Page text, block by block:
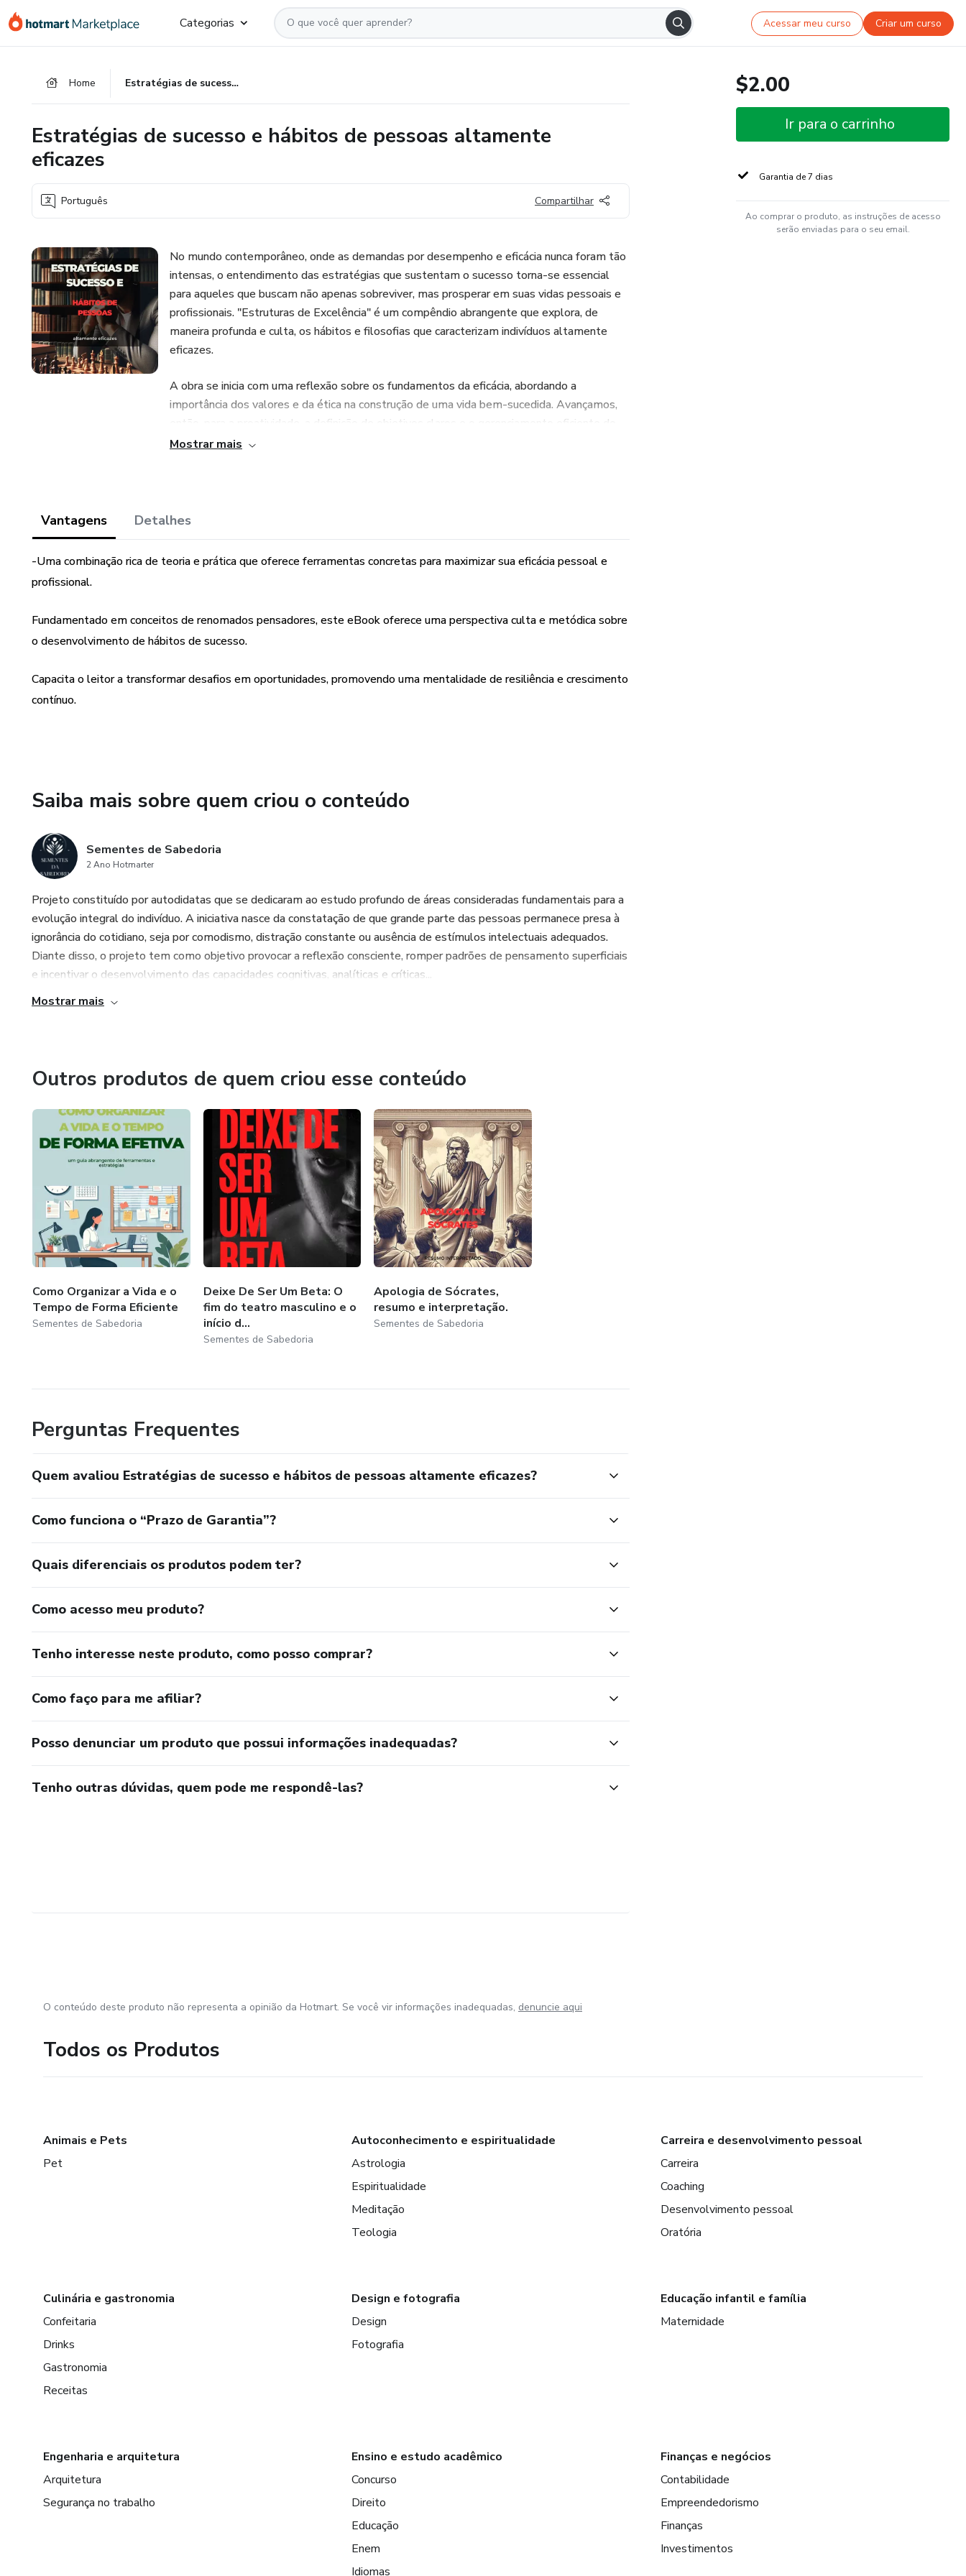
para
para
para
Categorias Acessar meu curso Criar um curso
Home Estratégias de sucesso e hábitos de pessoas altamente eficazes
Estratégias de sucesso e hábitos de pessoas altamente
eficazes
Português Compartilhar
No mundo contemporâneo, onde as demandas por desempenho e eficácia nunca foram tão
intensas, o entendimento das estratégias que sustentam o sucesso torna-se essencial
para aqueles que buscam não apenas sobreviver, mas prosperar em suas vidas pessoais e
profissionais. "Estruturas de Excelência" é um compêndio abrangente que explora, de
maneira profunda e culta, os hábitos e filosofias que caracterizam indivíduos altamente
eficazes.
A obra se inicia com uma reflexão sobre os fundamentos da eficácia, abordando a
importância dos valores e da ética na construção de uma vida bem-sucedida. Avançamos,
então, para a proatividade, a definição de objetivos claros e o gerenciamento eficiente do
tempo, revelando que a eficácia não é uma questão de sorte, mas de práticas deliberadas
relações interpessoais e resiliência, oferecendo insights valiosos e baseados em pesquisas
Duckworth e Daniel Goleman. Cada capítulo combina teoria e prática, fornecendo
ferramentas concretas que podem ser aplicadas no cotidiano para maximizar o potencial
Concluindo com uma discussão sobre a importância da renovação contínua e do aprendizado
ao longo da vida, "Estruturas de Excelência" se apresenta como um guia indispensável para
desempenho superior. Se você busca não apenas entender, mas implementar estratégias
Mostrar mais
Vantagens Detalhes
-Uma combinação rica de teoria e prática que oferece ferramentas concretas para maximizar sua eficácia pessoal e
profissional.
Fundamentado em conceitos de renomados pensadores, este eBook oferece uma perspectiva culta e metódica sobre
o desenvolvimento de hábitos de sucesso.
Capacita o leitor a transformar desafios em oportunidades, promovendo uma mentalidade de resiliência e crescimento
contínuo.
Saiba mais sobre quem criou o conteúdo
Sementes de Sabedoria
2 Ano Hotmarter
Projeto constituído por autodidatas que se dedicaram ao estudo profundo de áreas consideradas fundamentais para a
evolução integral do indivíduo. A iniciativa nasce da constatação de que grande parte das pessoas permanece presa à
ignorância do cotidiano, seja por comodismo, distração constante ou ausência de estímulos intelectuais adequados.
Diante disso, o projeto tem como objetivo provocar a reflexão consciente, romper padrões de pensamento superficiais
e incentivar o desenvolvimento das capacidades cognitivas, analíticas e críticas...
Mostrar mais
Outros produtos de quem criou esse conteúdo
Como Organizar a Vida e o
Tempo de Forma Eficiente
Sementes de Sabedoria
Deixe De Ser Um Beta: O
fim do teatro masculino e o
início d...
Sementes de Sabedoria
Apologia de Sócrates,
resumo e interpretação.
Sementes de Sabedoria
Perguntas Frequentes
Quem avaliou Estratégias de sucesso e hábitos de pessoas altamente eficazes?
Como funciona o “Prazo de Garantia”?
Quais diferenciais os produtos podem ter?
Como acesso meu produto?
Tenho interesse neste produto, como posso comprar?
Como faço para me afiliar?
Posso denunciar um produto que possui informações inadequadas?
Tenho outras dúvidas, quem pode me respondê-las?
$2.00
Ir para o carrinho
Garantia de 7 dias
Ao comprar o produto, as instruções de acesso
serão enviadas para o seu email.
O conteúdo deste produto não representa a opinião da Hotmart. Se você vir informações inadequadas, denuncie aqui
Todos os Produtos
Animais e Pets
Pet
Autoconhecimento e espiritualidade
Astrologia
Espiritualidade
Meditação
Teologia
Carreira e desenvolvimento pessoal
Carreira
Coaching
Desenvolvimento pessoal
Oratória
Culinária e gastronomia
Confeitaria
Drinks
Gastronomia
Receitas
Design e fotografia
Design
Fotografia
Educação infantil e família
Maternidade
Engenharia e arquitetura
Arquitetura
Segurança no trabalho
Ensino e estudo acadêmico
Concurso
Direito
Educação
Enem
Idiomas
Finanças e negócios
Contabilidade
Empreendedorismo
Finanças
Investimentos